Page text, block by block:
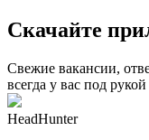
Скачайте
Свежие вакансии,
всегда у вас под рукой
HeadHunter